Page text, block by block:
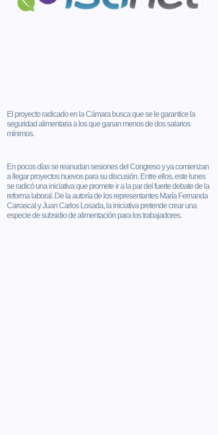
El proyecto radicado en la Cámara busca que se le garantice la
seguridad alimentaria a los que ganan menos de dos salarios
mínimos.
En pocos días se reanudan sesiones del Congreso y ya comienzan
a llegar proyectos nuevos para su discusión. Entre ellos, este lunes
se radicó una iniciativa que promete ir a la par del fuerte debate de la
reforma laboral. De la autoría de los representantes María Fernanda
Carrascal y Juan Carlos Losada, la iniciativa pretende crear una
especie de subsidio de alimentación para los trabajadores.